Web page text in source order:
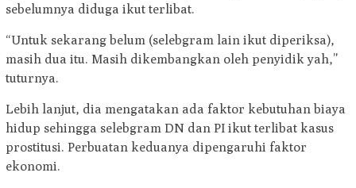
sebelumnya diduga ikut terlibat.
“Untuk sekarang belum (selebgram lain ikut diperiksa),
masih dua itu. Masih dikembangkan oleh penyidik yah,”
tuturnya.
Lebih lanjut, dia mengatakan ada faktor kebutuhan biaya
hidup sehingga selebgram DN dan PI ikut terlibat kasus
prostitusi. Perbuatan keduanya dipengaruhi faktor
ekonomi.